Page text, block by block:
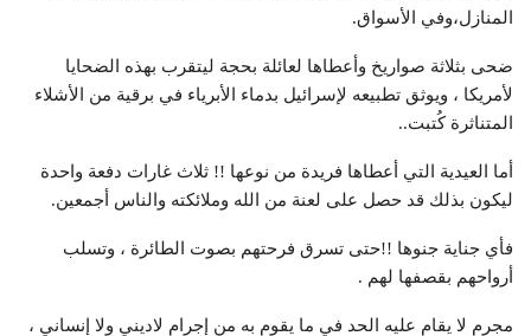
المنازل،وفي اﻷسواق.
ضحى بثلاثة صواريخ وأعطاها لعائلة بحجة ليتقرب بهذه الضحايا
ﻷمريكا ، ويوثق تطبيعه لإسرائيل بدماء اﻷبرياء في برقية من اﻷشلاء
المتناثرة كُتبت..
أما العيدية التي أعطاها فريدة من نوعها !! ثلاث غارات دفعة واحدة
ليكون بذلك قد حصل على لعنة من الله وملائكته والناس أجمعين.
فأي جناية جنوها !!حتى تسرق فرحتهم بصوت الطائرة ، وتسلب
أرواحهم بقصفها لهم .
مجرم لا يقام عليه الحد في ما يقوم به من إجرام لاديني ولا إنساني ،